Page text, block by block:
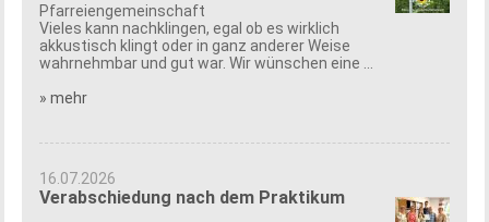
Pfarreiengemeinschaft
Vieles kann nachklingen, egal ob es wirklich
akkustisch klingt oder in ganz anderer Weise
wahrnehmbar und gut war. Wir wünschen eine ...
» mehr
16.07.2026
Verabschiedung nach dem Praktikum